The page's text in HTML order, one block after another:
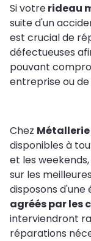
Si votrerideau
suite d'un
est crucial de
défectueuses
pouvant
entreprise ou
Chez
disponibles à
et les
sur les
disposons d'une
agréés par les
interviendront
réparations